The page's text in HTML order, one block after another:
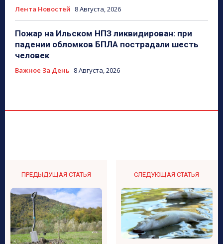
Лента Новостей 8 Августа, 2026
Пожар на Ильском НПЗ ликвидирован: при
падении обломков БПЛА пострадали шесть
человек
Важное За День 8 Августа, 2026
ПРЕДЫДУЩАЯ СТАТЬЯ СЛЕДУЮЩАЯ СТАТЬЯ